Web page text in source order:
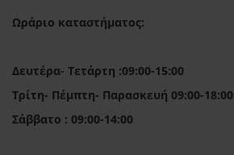
Ωράριο καταστήματος:
Δευτέρα- Τετάρτη :09:00-15:00
Τρίτη- Πέμπτη- Παρασκευή 09:00-18:00
Σάββατο : 09:00-14:00